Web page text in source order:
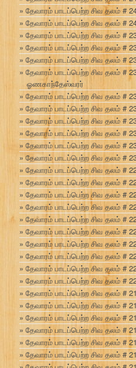
தேவாரம் பாடப்பெற்ற சிவ தலம் #
தேவாரம் பாடப்பெற்ற சிவ தலம் #
தேவாரம் பாடப்பெற்ற சிவ தலம் #
தேவாரம் பாடப்பெற்ற சிவ தலம் #
தேவாரம் பாடப்பெற்ற சிவ தலம் #
தேவாரம் பாடப்பெற்ற சிவ தலம் #
ஓணகாந்தேஸ்வரர்
தேவாரம் பாடப்பெற்ற சிவ தலம் #
தேவாரம் பாடப்பெற்ற சிவ தலம் #
தேவாரம் பாடப்பெற்ற சிவ தலம் #
தேவாரம் பாடப்பெற்ற சிவ தலம் #
தேவாரம் பாடப்பெற்ற சிவ தலம் #
தேவாரம் பாடப்பெற்ற சிவ தலம் #
தேவாரம் பாடப்பெற்ற சிவ தலம் # 229
தேவாரம் பாடப்பெற்ற சிவ தலம் #
தேவாரம் பாடப்பெற்ற சிவ தலம் #
தேவாரம் பாடப்பெற்ற சிவ தலம் #
தேவாரம் பாடப்பெற்ற சிவ தலம் #
தேவாரம் பாடப்பெற்ற சிவ தலம் #
தேவாரம் பாடப்பெற்ற சிவ தலம் #
தேவாரம் பாடப்பெற்ற சிவ தலம் #
தேவாரம் பாடப்பெற்ற சிவ தலம் #
தேவாரம் பாடப்பெற்ற சிவ தலம் #
தேவாரம் பாடப்பெற்ற சிவ தலம் #
தேவாரம் பாடப்பெற்ற சிவ தலம் #
தேவாரம் பாடப்பெற்ற சிவ தலம் #
தேவாரம் பாடப்பெற்ற சிவ தலம் #
தேவாரம் பாடப்பெற்ற சிவ தலம் #
தேவாரம் பாடப்பெற்ற சிவ தலம் #